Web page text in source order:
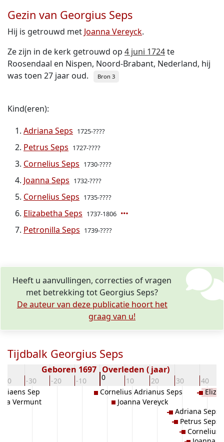
Gezin van Georgius Seps
Hij is getrouwd met Joanna Vereyck.
Ze zijn in de kerk getrouwd op 4 juni 1724te
Roosendaal en Nispen, Noord-Brabant, Nederland, hij
was toen 27 jaar oud.
Bron 3
Kind(eren):
Adriana Seps 1725-????
Petrus Seps 1727-????
Cornelius Seps 1730-????
Joanna Seps 1732-????
Cornelius Seps 1735-????
Elizabetha Seps 1737-1806
Petronilla Seps 1739-????
Heeft u aanvullingen, correcties of vragen
met betrekking tot Georgius Seps?
De auteur van deze publicatie hoort het
graag van u!
Tijdbalk Georgius Seps
-40 -30 -20 -10 0 10 20 30 40
Geboren 1697 Overleden ( jaar)
Sep
Vermunt
Cornelius Adrianus Seps
Joanna Vereyck
Adriana Seps
Petrus Seps
Cornelius